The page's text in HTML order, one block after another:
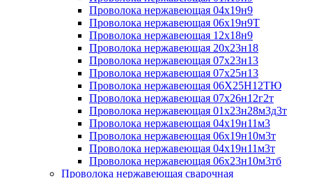
Проволока нержавеющая 04х19н9
Проволока нержавеющая 06х19н9Т
Проволока нержавеющая 12х18н9
Проволока нержавеющая 20х23н18
Проволока нержавеющая 07х23н13
Проволока нержавеющая 07х25н13
Проволока нержавеющая 06Х25Н12ТЮ
Проволока нержавеющая 07х26н12г2т
Проволока нержавеющая 01х23н28м3д3т
Проволока нержавеющая 04х19н11м3
Проволока нержавеющая 06х19н10м3т
Проволока нержавеющая 04х19н11м3т
Проволока нержавеющая 06х23н10м3тб
Проволока нержавеющая сварочная